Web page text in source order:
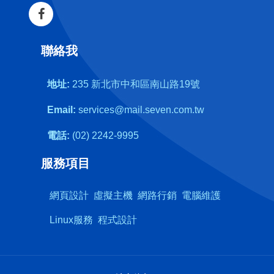
聯絡我
地址: 235 新北市中和區南山路19號
Email: services@mail.seven.com.tw
電話: (02) 2242-9995
服務項目
網頁設計 虛擬主機 網路行銷 電腦維護
Linux服務 程式設計